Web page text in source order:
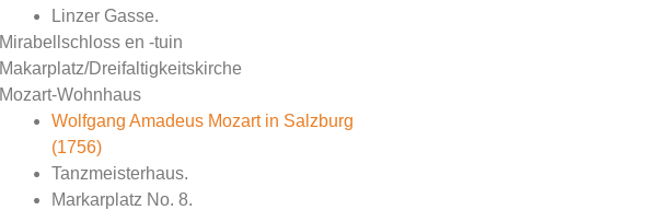
Linzer Gasse.
Mirabellschloss en -tuin
Makarplatz/Dreifaltigkeitskirche
Mozart-Wohnhaus
Wolfgang Amadeus Mozart in Salzburg
(1756)
Tanzmeisterhaus.
Markarplatz No. 8.